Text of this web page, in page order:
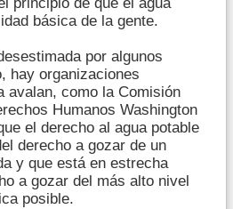
básica de la gente.
por algunos
hay organizaciones
avalan, como la Comisión
Humanos Washington
el derecho al agua potable
derecho a gozar de un
y que está en estrecha
a gozar del más alto nivel
posible.